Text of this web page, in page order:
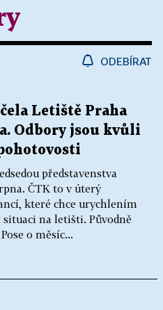
ODEBÍRAT
Letiště Praha
Odbory jsou kvůli
představenstva
ČTK to v úterý
které chce urychlením
na letišti. Původně
o měsíc...